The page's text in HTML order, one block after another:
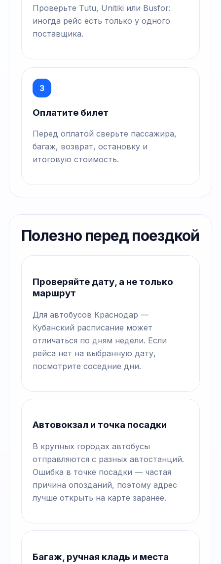
Проверьте Tutu, Unitiki или Busfor:
иногда рейс есть только у одного
поставщика.
3
Оплатите билет
Перед оплатой сверьте пассажира,
багаж, возврат, остановку и
итоговую стоимость.
Полезно перед поездкой
Проверяйте дату, а не только
маршрут
Для автобусов Краснодар —
Кубанский расписание может
отличаться по дням недели. Если
рейса нет на выбранную дату,
посмотрите соседние дни.
Автовокзал и точка посадки
В крупных городах автобусы
отправляются с разных автостанций.
Ошибка в точке посадки — частая
причина опозданий, поэтому адрес
лучше открыть на карте заранее.
Багаж, ручная кладь и места